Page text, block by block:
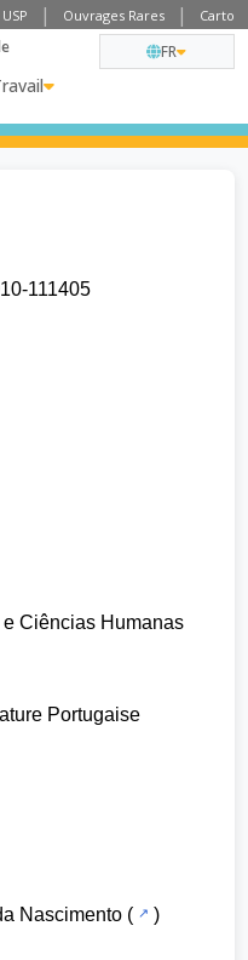
Ouvrages Rares
FR
111405
Ciências Humanas
Portugaise
Nascimento (
)